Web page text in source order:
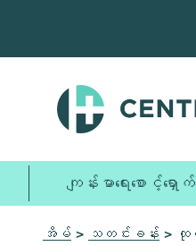
သို့
ပါ။
ကျန်းမာရေးစောင့်ရှ
အိမ် > သတင်းခန်း > ထု